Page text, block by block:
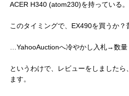
ACER H340 (atom230)を持っている
このタイミングで、EX490を買うか？
…YahooAuctionへ冷やかし入札→数量
というわけで、レビューをしましたら
ます。